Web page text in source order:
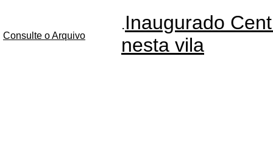
Consulte o Arquivo
.Inaugurado
nesta vila